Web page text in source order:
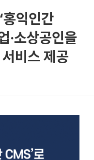
홍익인간
·소상공인을
비스 제공